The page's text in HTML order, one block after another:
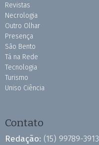
Revistas
Necrologia
Outro Olhar
Presença
São Bento
Tá na Rede
Tecnologia
Turismo
Uniso Ciência
Contato
Redação: (15) 99789-3913